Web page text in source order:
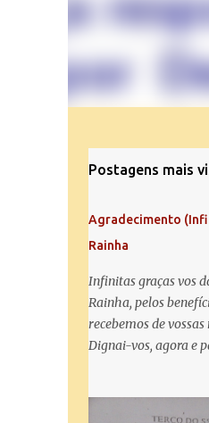
Postagens mais
Agradecimento
Rainha
Infinitas graças vos
Rainha, pelos
recebemos de
Dignai-vos, agora e
Salve Rainha: Salve